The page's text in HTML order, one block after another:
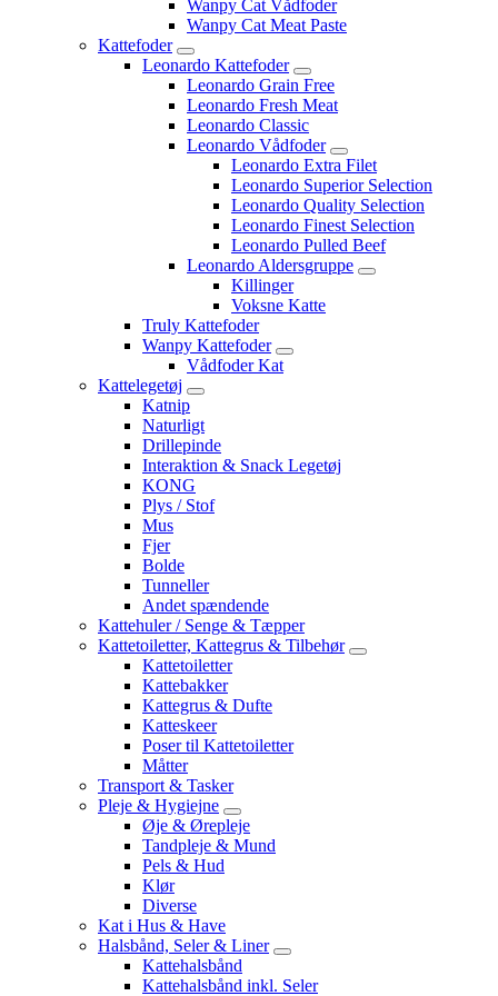
Wanpy Cat Vådfoder
Wanpy Cat Meat Paste
Kattefoder
Leonardo Kattefoder
Leonardo Grain Free
Leonardo Fresh Meat
Leonardo Classic
Leonardo Vådfoder
Leonardo Extra Filet
Leonardo Superior Selection
Leonardo Quality Selection
Leonardo Finest Selection
Leonardo Pulled Beef
Leonardo Aldersgruppe
Killinger
Voksne Katte
Truly Kattefoder
Wanpy Kattefoder
Vådfoder Kat
Kattelegetøj
Katnip
Naturligt
Drillepinde
Interaktion & Snack Legetøj
KONG
Plys / Stof
Mus
Fjer
Bolde
Tunneller
Andet spændende
Kattehuler / Senge & Tæpper
Kattetoiletter, Kattegrus & Tilbehør
Kattetoiletter
Kattebakker
Kattegrus & Dufte
Katteskeer
Poser til Kattetoiletter
Måtter
Transport & Tasker
Pleje & Hygiejne
Øje & Ørepleje
Tandpleje & Mund
Pels & Hud
Klør
Diverse
Kat i Hus & Have
Halsbånd, Seler & Liner
Kattehalsbånd
Kattehalsbånd inkl. Seler